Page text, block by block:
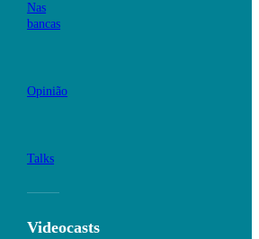
Nas
bancas
Opinião
Talks
Videocasts